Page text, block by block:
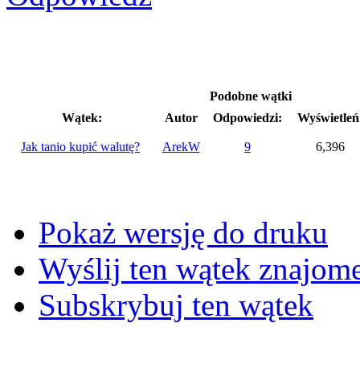
Podobne wątki
Wątek:
Autor Odpowiedzi:
Jak tanio kupić walutę? ArekW 9 6,396
Pokaż wersję do druku
Wyślij ten wątek
Subskrybuj ten wątek